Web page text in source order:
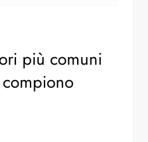
più comuni